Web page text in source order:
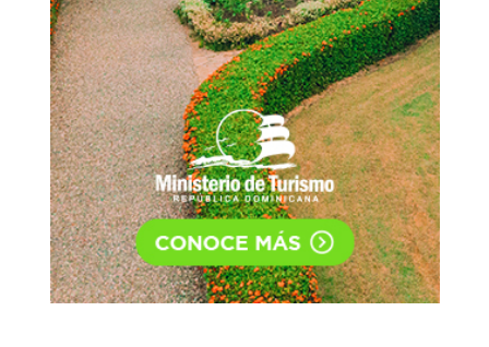
Don't miss
out!
Sing up for our newsletter
to stay in the loop.